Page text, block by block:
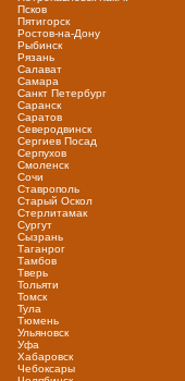
Псков
Пятигорск
Ростов-на-Дону
Рыбинск
Рязань
Салават
Самара
Санкт Петербург
Саранск
Саратов
Северодвинск
Сергиев Посад
Серпухов
Смоленск
Сочи
Ставрополь
Старый Оскол
Стерлитамак
Сургут
Сызрань
Таганрог
Тамбов
Тверь
Тольяти
Томск
Тула
Тюмень
Ульяновск
Уфа
Хабаровск
Чебоксары